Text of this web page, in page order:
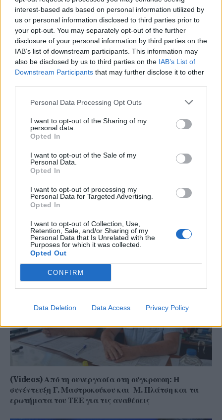
interest-based ads based on personal information utilized by
us or personal information disclosed to third parties prior to
your opt-out. You may separately opt-out of the further
disclosure of your personal information by third parties on the
IAB’s list of downstream participants. This information may
also be disclosed by us to third parties on the IAB’s List of
Downstream Participants that may further disclose it to other
Personal Data Processing Opt Outs
I want to opt-out of the Sharing of my
personal data.
Opted In
I want to opt-out of the Sale of my
Personal Data.
Opted In
I want to opt-out of processing my
Personal Data for Targeted Advertising.
Opted In
I want to opt-out of Collection, Use,
Retention, Sale, and/or Sharing of my
Personal Data that Is Unrelated with the
Purposes for which it was collected.
Opted Out
CONFIRM
Data Deletion Data Access Privacy Policy
ΣΥΝΕΧΊΣΤΕ ΝΑ ΔΙΑΒΆΖΕΤΕ
αυτοδιοικητικές εκλογές – Τα μέχρι τώρα δεδομένα, οι
ενδιαφερόμενοι
(Videos) Από τη συνεργασία στη σύγκρουση: Η
συνέντευξη Γ. Μαστροκούκου και Μ. Πλάτση και τα
ερωτήματα του ΤΕΕ για τις αναθέσεις